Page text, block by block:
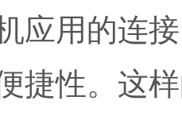
应用的连
捷性。这